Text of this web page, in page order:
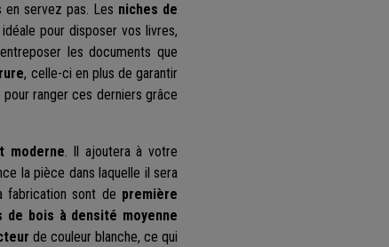
en servez pas. Les niches de
pour disposer vos livres,
les documents que
, celle-ci en plus de garantir
ranger ces derniers grâce
moderne. Il ajoutera à votre
la pièce dans laquelle il sera
fabrication sont de première
de bois à densité moyenne
de couleur blanche, ce qui